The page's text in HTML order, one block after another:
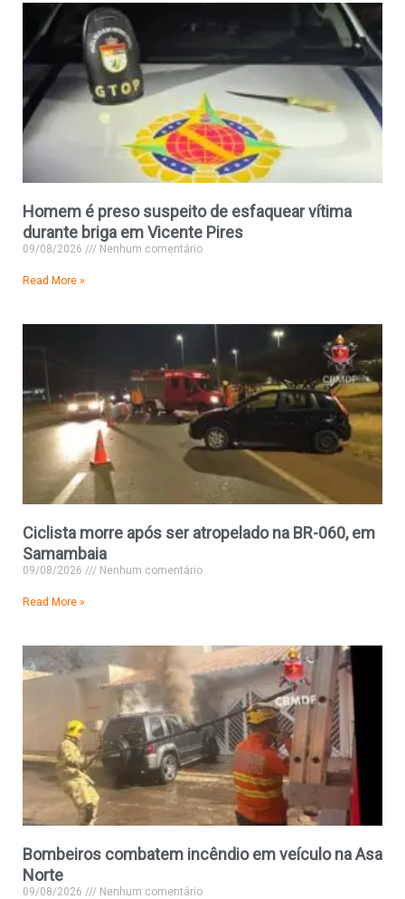
Homem é preso suspeito de esfaquear vítima
durante briga em Vicente Pires
09/08/2026 Nenhum comentário
Read More »
Ciclista morre após ser atropelado na BR-060, em
Samambaia
09/08/2026 Nenhum comentário
Read More »
Bombeiros combatem incêndio em veículo na Asa
Norte
09/08/2026 Nenhum comentário